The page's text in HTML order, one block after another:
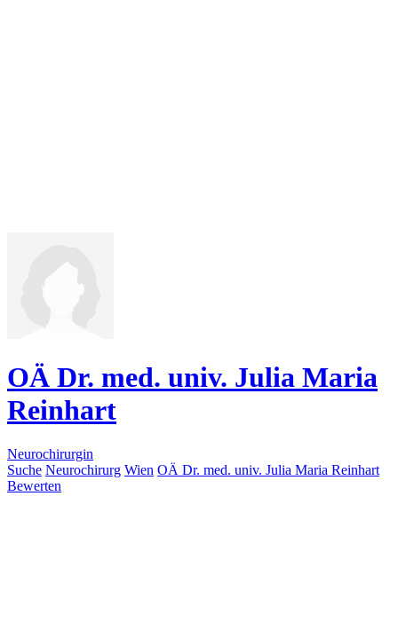
OÄ Dr. med. univ. Julia Maria
Reinhart
Neurochirurgin
Suche Neurochirurg Wien OÄ Dr. med. univ. Julia Maria Reinhart
Bewerten